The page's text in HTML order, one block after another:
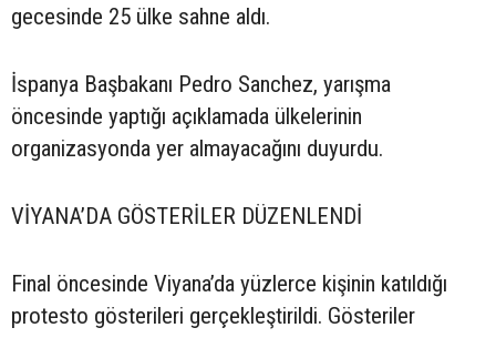
gecesinde 25 ülke sahne aldı.
İspanya Başbakanı Pedro Sanchez, yarışma
öncesinde yaptığı açıklamada ülkelerinin
organizasyonda yer almayacağını duyurdu.
VİYANA’DA GÖSTERİLER DÜZENLENDİ
Final öncesinde Viyana’da yüzlerce kişinin katıldığı
protesto gösterileri gerçekleştirildi. Gösteriler